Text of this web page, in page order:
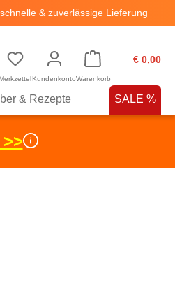
& zuverlässige Lieferung
Kundenkonto
€ 0,00
Warenkorb
& Rezepte SALE %